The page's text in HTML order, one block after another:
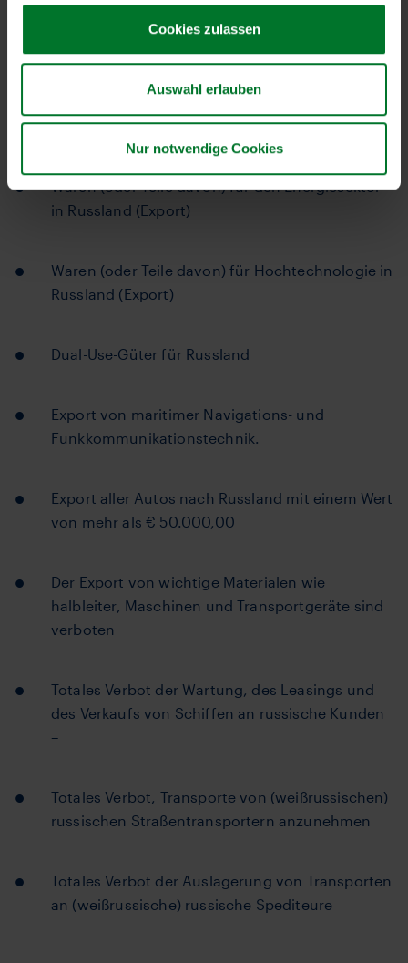
Cookies zulassen
Auswahl erlauben
Nur notwendige Cookies
Raumfahrtindustrie in Russland (Export)
Waren (oder Teile davon) für den Energiesektor
in Russland (Export)
Waren (oder Teile davon) für Hochtechnologie in
Russland (Export)
Dual-Use-Güter für Russland
Export von maritimer Navigations- und
Funkkommunikationstechnik.
Export aller Autos nach Russland mit einem Wert
von mehr als € 50.000,00
Der Export von wichtige Materialen wie
halbleiter, Maschinen und Transportgeräte sind
verboten
Totales Verbot der Wartung, des Leasings und
des Verkaufs von Schiffen an russische Kunden
–
Totales Verbot, Transporte von (weißrussischen)
russischen Straßentransportern anzunehmen
Totales Verbot der Auslagerung von Transporten
an (weißrussische) russische Spediteure